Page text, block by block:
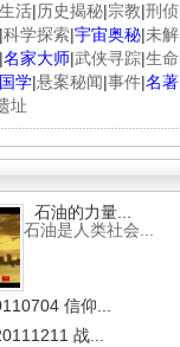
生活|历史揭秘|宗教|刑侦
|科学探索|宇宙奥秘|未解
|名家大师|武侠寻踪|生命
国学|悬案秘闻|事件|名著
址
石油的力量...
石油是人类社会...
信仰...
战...